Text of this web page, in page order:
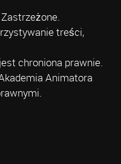
treści,
chroniona prawnie.
Animatora